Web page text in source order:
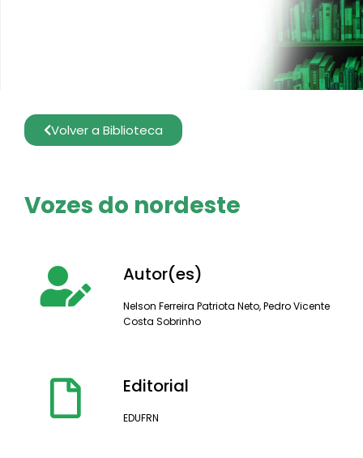
Volver a Biblioteca
Vozes do nordeste
Autor(es)
Nelson Ferreira Patriota Neto,Pedro Vicente
Costa Sobrinho
Editorial
EDUFRN